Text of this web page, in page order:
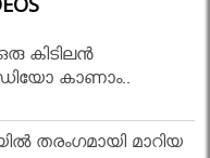
കിടിലൻ
കാണാം..
തരംഗമായി മാറിയ